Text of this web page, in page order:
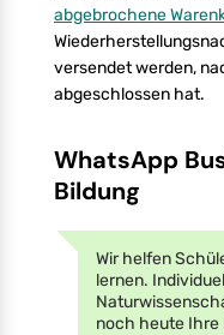
abgebrochene
versendet werden,
abgeschlossen hat.
WhatsApp
Bildung
Wir helfen
lernen.
noch heute Ihre